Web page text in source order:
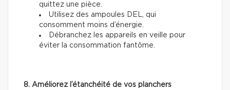
quittez une pièce.
Utilisez des ampoules DEL, qui
consomment moins d’énergie.
Débranchez les appareils en veille pour
éviter la consommation fantôme.
8. Améliorez l’étanchéité de vos planchers